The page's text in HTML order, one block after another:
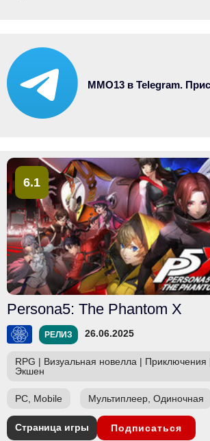
MMO13 в Telegram.
6.1
Persona5: The Phantom X
РЕЛИЗ 26.06.2025
RPG | Визуальная новелла | Приключения
Экшен
PC, Mobile Мультиплеер, Одиночная
Страница игры Подписаться